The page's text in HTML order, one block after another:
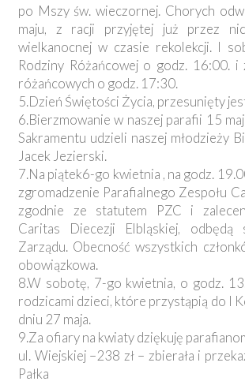
po Mszy św. wieczornej. Chorych
maju, z racji przyjętej już przez
wielkanocnej w czasie rekolekcji. I
Rodziny Różańcowej o godz. 16:00. i
różańcowych o godz. 17:30.
5.Dzień Świętości Życia, przesunięty
6.Bierzmowanie w naszej parafii 15
Sakramentu udzieli naszej młodzieży
Jacek Jezierski.
7.Na piątek6-go kwietnia , na godz.
zgromadzenie Parafialnego Zespołu
zgodnie ze statutem PZC i
Caritas Diecezji Elbląskiej,
Zarządu. Obecność wszystkich
obowiązkowa.
8.W sobotę, 7-go kwietnia, o godz.
rodzicami dzieci, które przystąpią do I
dniu 27 maja.
9.Za ofiary na kwiaty dziękuję
ul. Wiejskiej –238 zł – zbierała i
Pałka